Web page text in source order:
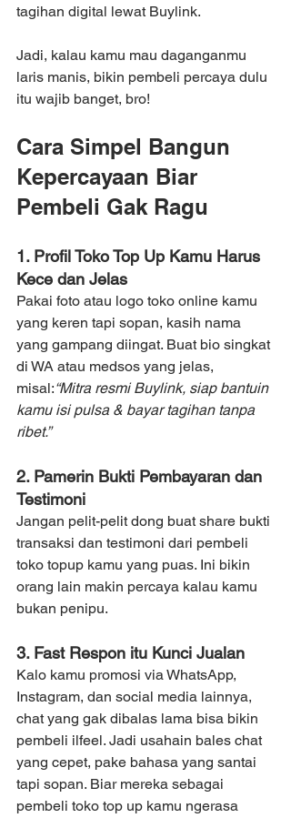
tagihan digital lewat Buylink.
Jadi, kalau kamu mau daganganmu
laris manis, bikin pembeli percaya dulu
itu wajib banget, bro!
Cara Simpel Bangun
Kepercayaan Biar
Pembeli Gak Ragu
1. Profil Toko Top Up Kamu Harus
Kece dan Jelas
Pakai foto atau logo toko online kamu
yang keren tapi sopan, kasih nama
yang gampang diingat. Buat bio singkat
di WA atau medsos yang jelas,
misal:“Mitra resmi Buylink, siap bantuin
kamu isi pulsa & bayar tagihan tanpa
ribet.”
2. Pamerin Bukti Pembayaran dan
Testimoni
Jangan pelit-pelit dong buat share bukti
transaksi dan testimoni dari pembeli
toko topup kamu yang puas. Ini bikin
orang lain makin percaya kalau kamu
bukan penipu.
3. Fast Respon itu Kunci Jualan
Kalo kamu promosi via WhatsApp,
Instagram, dan social media lainnya,
chat yang gak dibalas lama bisa bikin
pembeli ilfeel. Jadi usahain bales chat
yang cepet, pake bahasa yang santai
tapi sopan. Biar mereka sebagai
pembeli toko top up kamu ngerasa